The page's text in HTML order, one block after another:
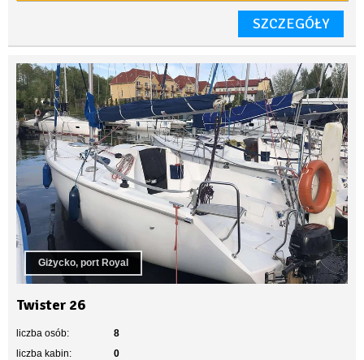
SZCZEGÓŁY
Giżycko, port Royal
Twister 26
liczba osób:
8
liczba kabin:
0